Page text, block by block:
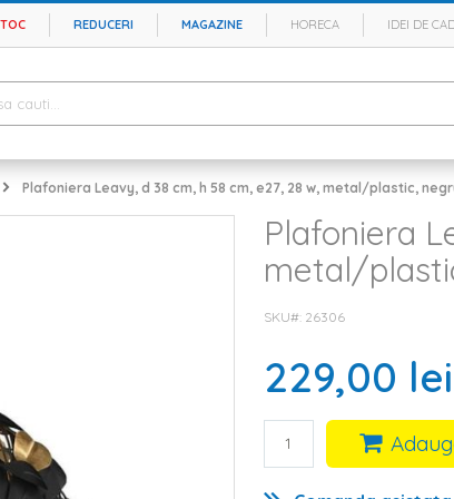
REDUCERI MAGAZINE HORECA IDEI DE
Plafoniera Leavy, d 38 cm, h 58 cm, e27, 28 w, metal/plastic,
Plafoniera
metal/
SKU# 26306
229,00 lei